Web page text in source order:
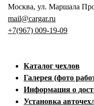
Москва, ул. Маршала
mail@cargar.ru
+7(967) 009-19-09
Каталог чехлов
Галерея (фото
Информация о
Установка